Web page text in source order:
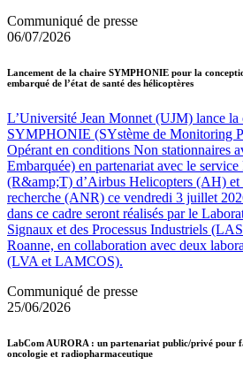
Communiqué de presse
06/07/2026
Lancement de la chaire SYMPHONIE pour la
embarqué de l’état de santé des hélicoptères
L’Université Jean Monnet (UJM) lance
SYMPHONIE (SYstème de Monitoring
Opérant en conditions Non stationnaires
Embarquée) en partenariat avec le
(R&amp;T) d’Airbus Helicopters (AH) et
recherche (ANR) ce vendredi 3 juillet
dans ce cadre seront réalisés par le
Signaux et des Processus Industriels
Roanne, en collaboration avec deux
(LVA et LAMCOS).
Communiqué de presse
25/06/2026
LabCom AURORA : un partenariat public/privé pour
oncologie et radiopharmaceutique